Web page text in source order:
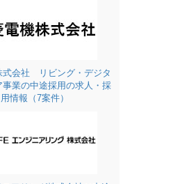
式会社 リビング・デジタ
事業の中途採用の求人・採
用情報（7案件）